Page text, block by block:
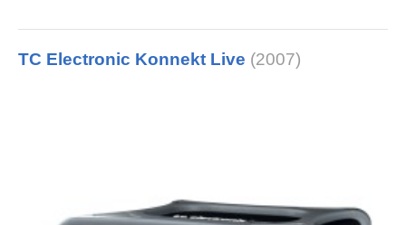
TC Electronic Konnekt Live (2007)